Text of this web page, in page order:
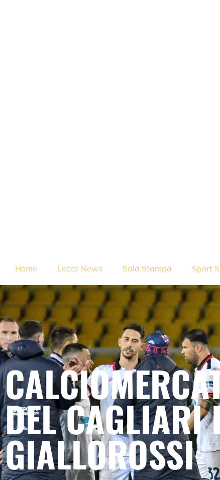
Home Lecce News Sala Stampa Sport
DEL CAGLIARI
GIALLOROSSI